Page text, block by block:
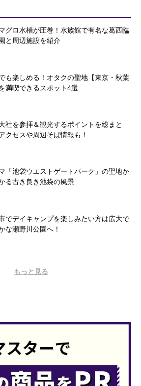
グロ水槽が圧巻！水族館で有名な葛西臨
と周辺施設を紹介
も楽しめる！オタクの聖地【東京・秋葉
満喫できるスポット4選
社を参拝＆観光するポイントを総まと
クセスや周辺そば情報も！
「池袋ウエストゲートパーク」の聖地か
る古き良き池袋の風景
でデイキャンプを楽しみたい方は広大で
な瀬野川公園へ！
もっと見る